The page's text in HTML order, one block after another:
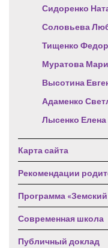
Сидоренко
Соловьева
Тищенко
Муратова
Высотина
Адаменко
Лысенко
Карта сайта
Рекомендации
Программа
Современная школа
Публичный доклад